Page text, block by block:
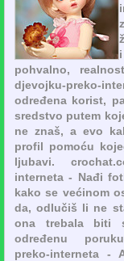
pohvalno,
djevojku-preko-
određena korist,
sredstvo putem
ne znaš, a evo
profil pomoću
ljubavi.
interneta - Nađi
kako se većinom
da, odlučiš li ne
ona trebala biti
određenu
preko-interneta -